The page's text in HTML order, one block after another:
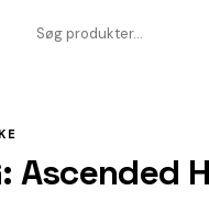
Ascended